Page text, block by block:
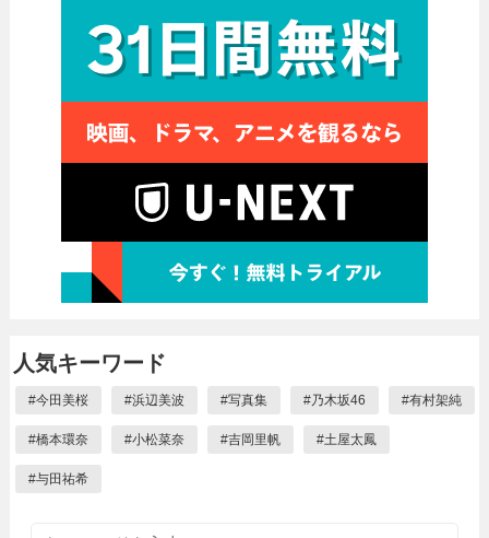
人気キーワード
#今田美桜 #浜辺美波 #写真集 #乃木坂46 #有村架純
#橋本環奈 #小松菜奈 #吉岡里帆 #土屋太鳳
#与田祐希